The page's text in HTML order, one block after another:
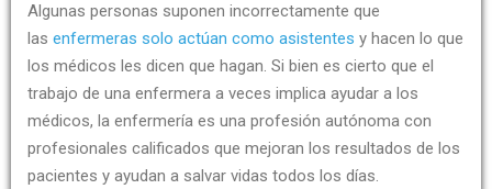
Algunas personas suponen incorrectamente que
las enfermeras solo actúan como asistentes y hacen lo que
los médicos les dicen que hagan. Si bien es cierto que el
trabajo de una enfermera a veces implica ayudar a los
médicos, la enfermería es una profesión autónoma con
profesionales calificados que mejoran los resultados de los
pacientes y ayudan a salvar vidas todos los días.